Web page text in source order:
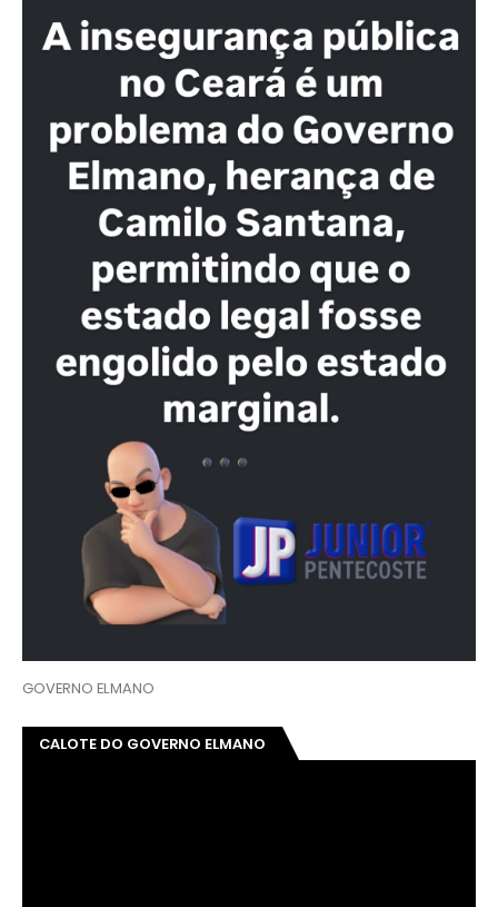
GOVERNO ELMANO
CALOTE DO GOVERNO ELMANO